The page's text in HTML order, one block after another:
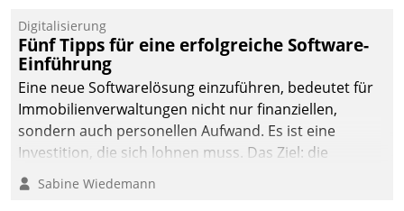
Digitalisierung
Fünf Tipps für eine erfolgreiche Software-
Einführung
Eine neue Softwarelösung einzuführen, bedeutet für
Immobilienverwaltungen nicht nur finanziellen,
sondern auch personellen Aufwand. Es ist eine
Investition, die sich lohnen muss. Das Ziel: die
nachhaltige Optimierung der Geschäftsabläufe. Damit
dieses Ziel erreicht wird, sollten einige Grundregeln
Sabine Wiedemann